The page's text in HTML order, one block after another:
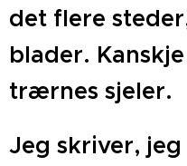
det flere
blader.
trærnes sjeler.
Jeg skriver,